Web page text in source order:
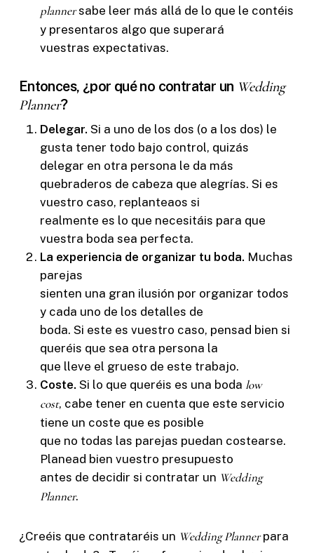
plannersabe leer más allá de lo que le contéis
y presentaros algo que superará
vuestras expectativas.
Entonces, ¿por qué no contratar un Wedding
Planner?
Delegar. Si a uno de los dos (o a los dos) le
gusta tener todo bajo control, quizás
delegar en otra persona le da más
quebraderos de cabeza que alegrías. Si es
vuestro caso, replanteaos si
realmente es lo que necesitáis para que
vuestra boda sea perfecta.
La experiencia de organizar tu boda. Muchas
parejas
sienten una gran ilusión por organizar todos
y cada uno de los detalles de
boda. Si este es vuestro caso, pensad bien si
queréis que sea otra persona la
que lleve el grueso de este trabajo.
Coste. Si lo que queréis es una boda low
cost, cabe tener en cuenta que este servicio
tiene un coste que es posible
que no todas las parejas puedan costearse.
Planead bien vuestro presupuesto
antes de decidir si contratar un Wedding
Planner.
¿Creéis que contrataréis un Wedding Plannerpara